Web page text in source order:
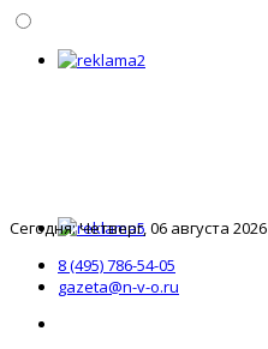
Сегодня: Четверг, 06 августа 2026
8 (495) 786-54-05
gazeta@n-v-o.ru